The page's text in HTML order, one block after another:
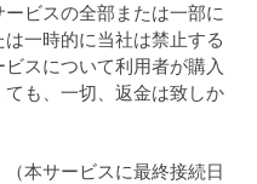
ビスの全部または一部に
一時的に当社は禁止する
スについて利用者が購入
も、一切、返金は致しか
本サービスに最終接続日